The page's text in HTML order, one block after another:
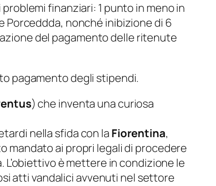
problemi finanziari: 1 punto in meno in
Porceddda, nonché inibizione di 6
del pagamento delle ritenute
pagamento degli stipendi.
) che inventa una curiosa
nella sfida con la Fiorentina,
mandato ai propri legali di procedere
è mettere in condizione le
atti vandalici avvenuti nel settore